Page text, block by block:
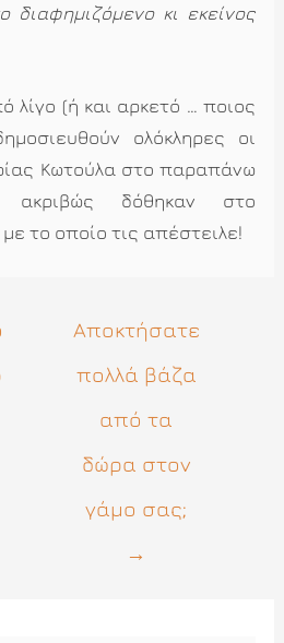
διαφημιζόμενο κι εκείνος
λίγο (ή και αρκετό … ποιος
ολόκληρες οι
Κωτούλα στο παραπάνω
ακριβώς δόθηκαν στο
το οποίο τις απέστειλε!
Αποκτήσατε
πολλά βάζα
από τα
δώρα στον
γάμο σας;
→